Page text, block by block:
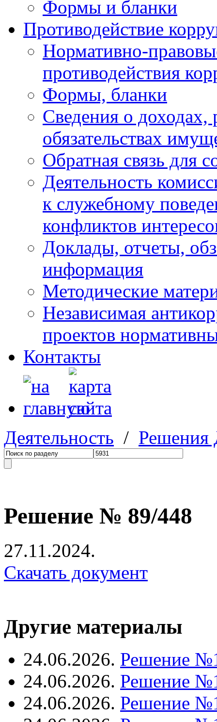
Формы и бланки
Противодействие
Нормативно-
противодействия
Формы, бланки
Сведения о доходах,
обязательствах
Обратная связь для
Деятельность
к служебному
конфликтов
Доклады, отчеты,
информация
Методические
Независимая
проектов
Контакты
Деятельность /
Решение № 89/448
27.11.2024.
Скачать документ
Другие материалы
24.06.2026. Решение
24.06.2026. Решение
24.06.2026. Решение